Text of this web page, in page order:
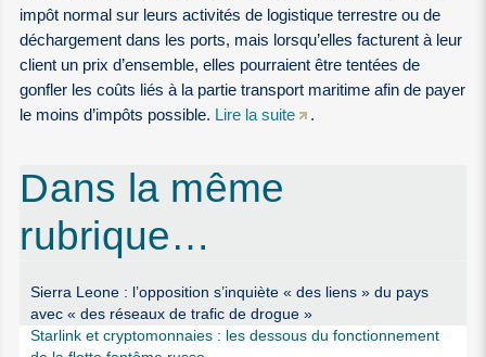
impôt normal sur leurs activités de logistique terrestre ou de
déchargement dans les ports, mais lorsqu’elles facturent à leur
client un prix d’ensemble, elles pourraient être tentées de
gonfler les coûts liés à la partie transport maritime afin de payer
le moins d’impôts possible. Lire la suite .
Dans la même
rubrique…
Sierra Leone : l’opposition s’inquiète « des liens » du pays
avec « des réseaux de trafic de drogue »
Starlink et cryptomonnaies : les dessous du fonctionnement